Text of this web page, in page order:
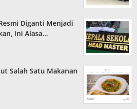
Diganti Menjadi
Ini Alasa…
Salah Satu Makanan